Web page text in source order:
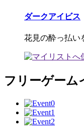
ダークアイビス
花見の酔っ払い
フリーゲーム